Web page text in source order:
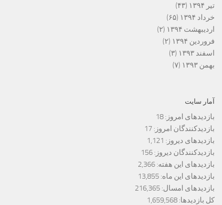
تیر ۱۳۹۴
(۴۳)
خرداد ۱۳۹۴
(۶۵)
اردیبهشت ۱۳۹۴
(۲)
فروردین ۱۳۹۴
(۲)
اسفند ۱۳۹۳
(۳)
بهمن ۱۳۹۳
(۷)
آمار سایت
بازدیدهای امروز: 18
بازدیدکنندگان امروز: 17
بازدیدهای دیروز: 1,121
بازدیدکنندگان دیروز: 156
بازدیدهای این هفته: 2,366
بازدیدهای این ماه: 13,855
بازدیدهای امسال: 216,365
کل بازدیدها: 1,659,568